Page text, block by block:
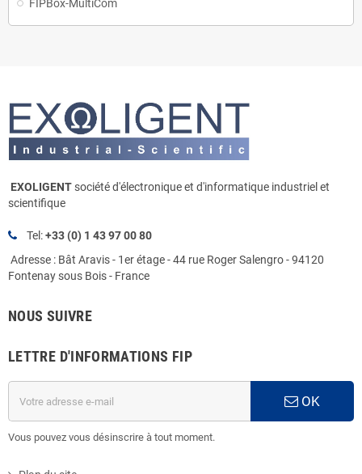
FIPBox-MultiCom
EXOLIGENT société d'électronique et d'informatique industriel et
scientifique
Tel:+33 (0) 1 43 97 00 80
Adresse : Bât Aravis - 1er étage - 44 rue Roger Salengro - 94120
Fontenay sous Bois - France
NOUS SUIVRE
LETTRE D'INFORMATIONS FIP
OK
Vous pouvez vous désinscrire à tout moment.